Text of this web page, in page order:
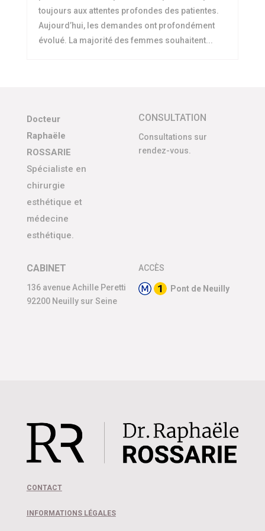
toujours aux attentes profondes des patientes.
Aujourd’hui, les demandes ont profondément
évolué. La majorité des femmes souhaitent...
Docteur
Raphaële
ROSSARIE
Spécialiste en
chirurgie
esthétique et
médecine
esthétique.
CONSULTATION
Consultations sur
rendez-vous.
CABINET
136 avenue Achille Peretti
92200 Neuilly sur Seine
ACCÈS
Pont de Neuilly
CONTACT
INFORMATIONS LÉGALES